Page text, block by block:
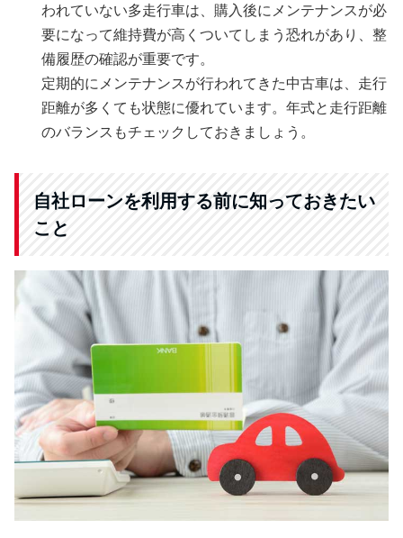
われていない多走行車は、購入後にメンテナンスが必
要になって維持費が高くついてしまう恐れがあり、整
備履歴の確認が重要です。
定期的にメンテナンスが行われてきた中古車は、走行
距離が多くても状態に優れています。年式と走行距離
のバランスもチェックしておきましょう。
自社ローンを利用する前に知っておきたい
こと